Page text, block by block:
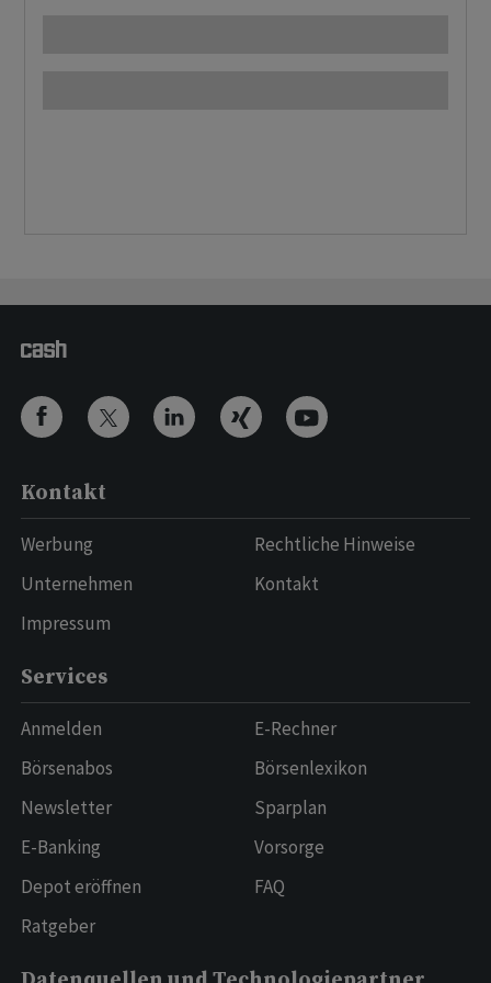
Kontakt
Werbung
Unternehmen
Impressum
Rechtliche Hinweise
Kontakt
Services
Anmelden
Börsenabos
Newsletter
E-Banking
Depot eröffnen
Ratgeber
E-Rechner
Börsenlexikon
Sparplan
Vorsorge
FAQ